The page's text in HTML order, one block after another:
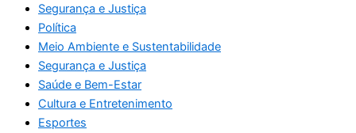
Segurança e Justiça
Política
Meio Ambiente e Sustentabilidade
Segurança e Justiça
Saúde e Bem-Estar
Cultura e Entretenimento
Esportes